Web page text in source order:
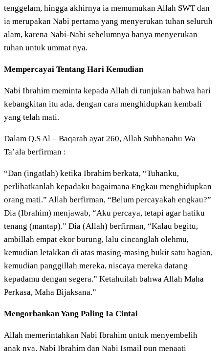
tenggelam, hingga akhirnya ia memumukan Allah SWT dan
ia merupakan Nabi pertama yang menyerukan tuhan seluruh
alam, karena Nabi-Nabi sebelumnya hanya menyerukan
tuhan untuk ummat nya.
Mempercayai Tentang Hari Kemudian
Nabi Ibrahim meminta kepada Allah di tunjukan bahwa hari
kebangkitan itu ada, dengan cara menghidupkan kembali
yang telah mati.
Dalam Q.S Al – Baqarah ayat 260, Allah Subhanahu Wa
Ta’ala berfirman :
“Dan (ingatlah) ketika Ibrahim berkata, “Tuhanku,
perlihatkanlah kepadaku bagaimana Engkau menghidupkan
orang mati.” Allah berfirman, “Belum percayakah engkau?”
Dia (Ibrahim) menjawab, “Aku percaya, tetapi agar hatiku
tenang (mantap).” Dia (Allah) berfirman, “Kalau begitu,
ambillah empat ekor burung, lalu cincanglah olehmu,
kemudian letakkan di atas masing-masing bukit satu bagian,
kemudian panggillah mereka, niscaya mereka datang
kepadamu dengan segera.” Ketahuilah bahwa Allah Maha
Perkasa, Maha Bijaksana.”
Mengorbankan Yang Paling Ia Cintai
Allah memerintahkan Nabi Ibrahim untuk menyembelih
anak nya, Nabi Ibrahim dan Nabi Ismail pun menaati